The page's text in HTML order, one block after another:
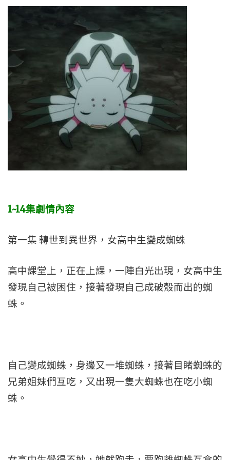
1~14集劇情內容
第一集 轉世到異世界，女高中生變成蜘蛛
高中課堂上，正在上課，一陣白光出現，女高中生
發現自己被困住，接著發現自己成破殼而出的蜘
蛛。
自己變成蜘蛛，身邊又一堆蜘蛛，接著目睹蜘蛛的
兄弟姐妹們互吃，又出現一隻大蜘蛛也在吃小蜘
蛛。